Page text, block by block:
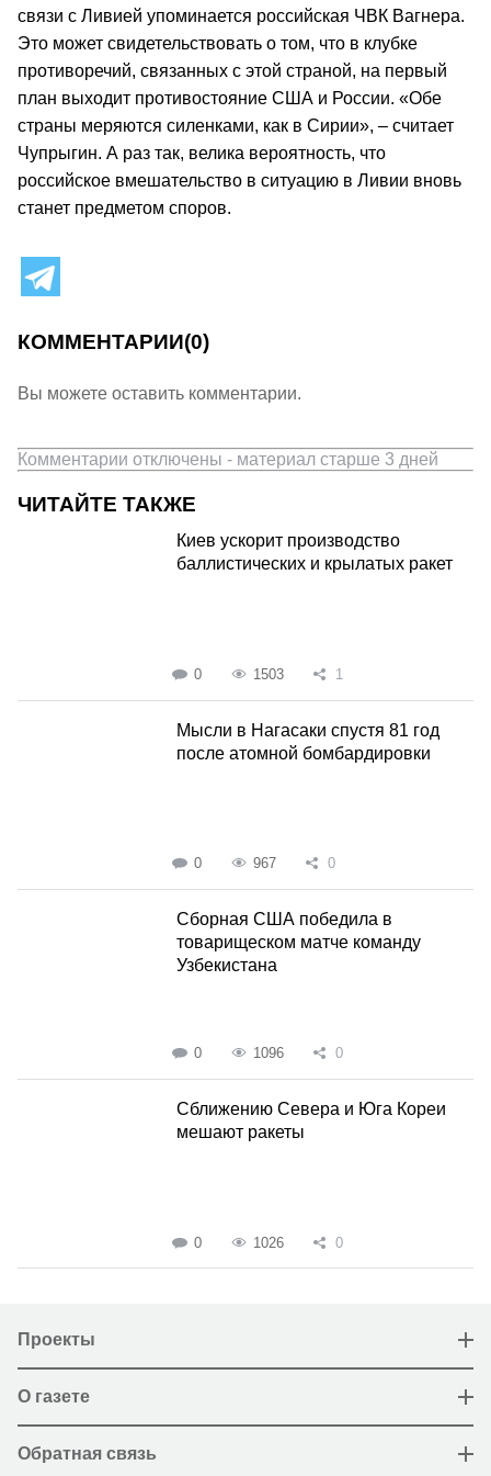
связи с Ливией упоминается российская ЧВК Вагнера.
Это может свидетельствовать о том, что в клубке
противоречий, связанных с этой страной, на первый
план выходит противостояние США и России. «Обе
страны меряются силенками, как в Сирии», – считает
Чупрыгин. А раз так, велика вероятность, что
российское вмешательство в ситуацию в Ливии вновь
станет предметом споров.
КОММЕНТАРИИ(0)
Вы можете оставить комментарии.
Комментарии отключены - материал старше 3 дней
ЧИТАЙТЕ ТАКЖЕ
Киев ускорит производство
баллистических и крылатых ракет
0 1503 1
Мысли в Нагасаки спустя 81 год
после атомной бомбардировки
0 967 0
Сборная США победила в
товарищеском матче команду
Узбекистана
0 1096 0
Сближению Севера и Юга Кореи
мешают ракеты
0 1026 0
Проекты
О газете
Обратная связь